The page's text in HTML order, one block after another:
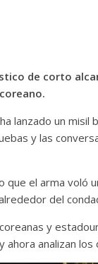
de corto
lanzado un misil
y las
que el arma voló
del
y
analizan los